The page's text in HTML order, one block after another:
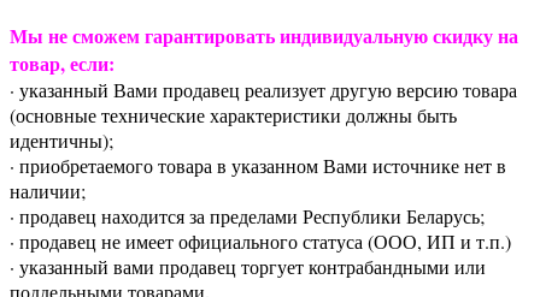
Мы не сможем гарантировать индивидуальную скидку на
товар, если:
· указанный Вами продавец реализует другую версию товара
(основные технические характеристики должны быть
идентичны);
· приобретаемого товара в указанном Вами источнике нет в
наличии;
· продавец находится за пределами Республики Беларусь;
· продавец не имеет официального статуса (ООО, ИП и т.п.)
· указанный вами продавец торгует контрабандными или